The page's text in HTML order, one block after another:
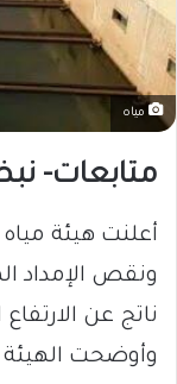
مياه
متابعات-
أعلنت هيئة
ونقص الإمداد
ناتج عن
وأوضحت